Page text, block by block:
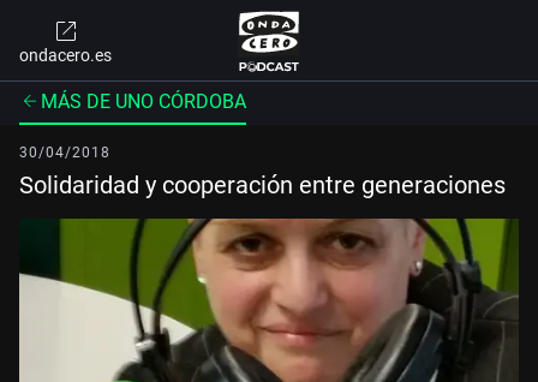
ondacero.es
MÁS DE UNO CÓRDOBA
30/04/2018
Solidaridad y cooperación entre generaciones